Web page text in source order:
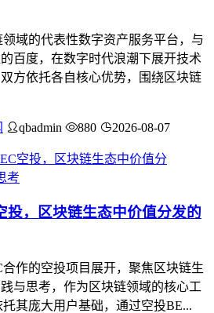
领域的代表性数字资产服务平台，与
百度，在数字时代浪潮下展开技术
方依托各自核心优势，围绕区块链
qbadmin 880 2026-08-07
投，区块链生态中价值分发的
合作的空投项目展开，聚焦区块链生
与思考，作为区块链领域的核心工
托其庞大用户基础，通过空投BE...